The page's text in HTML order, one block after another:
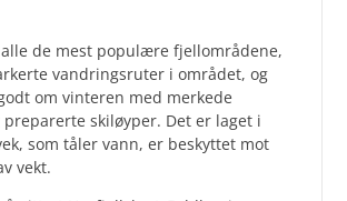
de mest populære fjellområdene,
vandringsruter i området, og
om vinteren med merkede
skiløyper. Det er laget i
som tåler vann, er beskyttet mot
vekt.